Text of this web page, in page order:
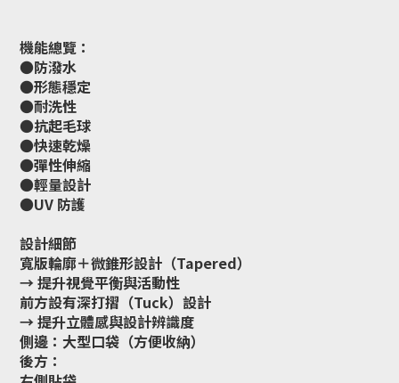
機能總覽：
●防潑水
●形態穩定
●耐洗性
●抗起毛球
●快速乾燥
●彈性伸縮
●輕量設計
●UV 防護
設計細節
寬版輪廓＋微錐形設計（Tapered）
→ 提升視覺平衡與活動性
前方設有深打摺（Tuck）設計
→ 提升立體感與設計辨識度
側邊：大型口袋（方便收納）
後方：